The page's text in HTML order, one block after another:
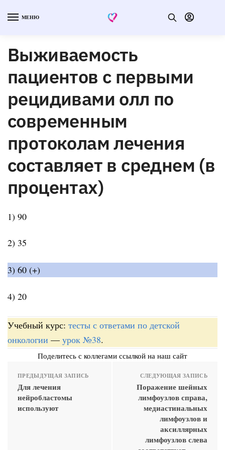
МЕНЮ
Выживаемость
пациентов с первыми
рецидивами олл по
современным
протоколам лечения
составляет в среднем (в
процентах)
1) 90
2) 35
3) 60 (+)
4) 20
Учебный курс: тесты с ответами по детской
онкологии — урок №38.
Поделитесь с коллегами ссылкой на наш сайт
ПРЕДЫДУЩАЯ ЗАПИСЬ
Для лечения
нейробластомы
используют
СЛЕДУЮЩАЯ ЗАПИСЬ
Поражение шейных
лимфоузлов справа,
медиастинальных
лимфоузлов и
аксиллярных
лимфоузлов слева